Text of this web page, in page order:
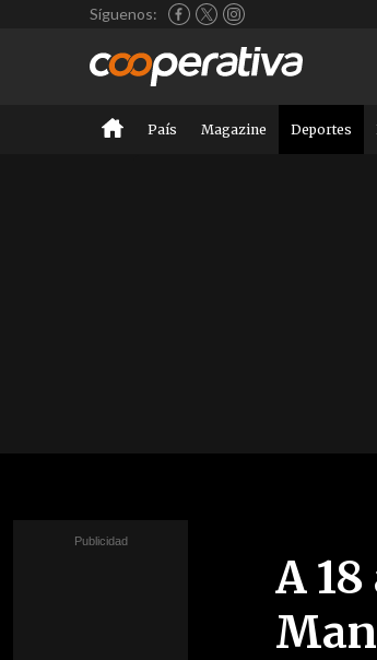
Síguenos:
País Magazine Deportes
A